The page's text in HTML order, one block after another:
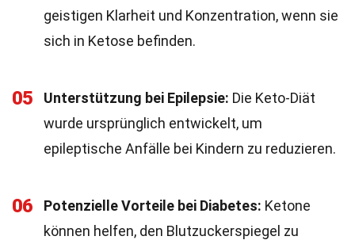
geistigen Klarheit und Konzentration, wenn sie
sich in Ketose befinden.
05 Unterstützung bei Epilepsie: Die Keto-Diät
wurde ursprünglich entwickelt, um
epileptische Anfälle bei Kindern zu reduzieren.
06 Potenzielle Vorteile bei Diabetes: Ketone
können helfen, den Blutzuckerspiegel zu